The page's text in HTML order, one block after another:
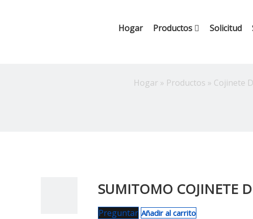
Hogar Productos Solicitud
Hogar » Productos » Cojinete
SUMITOMO COJINETE
Preguntar Añadir al carrito